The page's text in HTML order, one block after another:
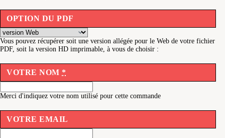
OPTION DU PDF
Vous pouvez récupérer soit une version allégée pour le Web de votre fichier
PDF, soit la version HD imprimable, à vous de choisir :
VOTRE NOM *
Merci d'indiquez votre nom utilisé pour cette commande
VOTRE EMAIL